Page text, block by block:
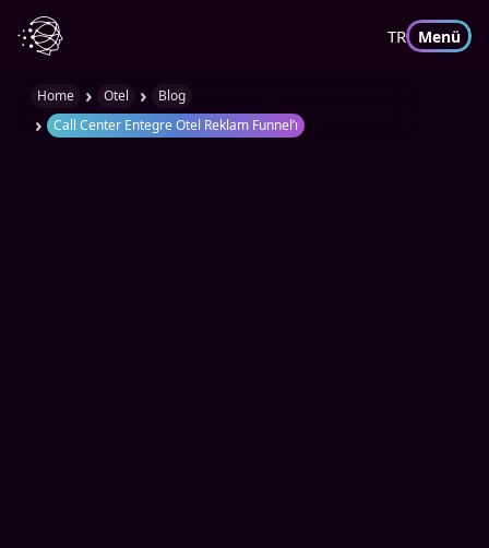
TR Menü
Home › Otel › Blog
› Call Center Entegre Otel Reklam Funnel’ı